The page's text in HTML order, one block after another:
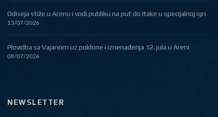
Odiseja stiže u Arenu i vodi publiku na put do Itake u specijalnoj igri
13/07/2026
Plovidba sa Vajanom uz poklone i iznenađenja 12. jula u Areni
08/07/2026
NEWSLETTER